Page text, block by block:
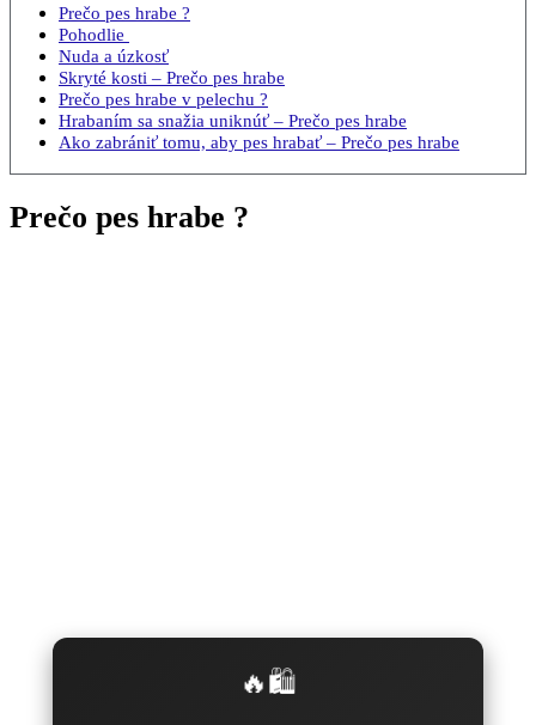
Prečo pes hrabe ?
Pohodlie
Nuda a úzkosť
Skryté kosti – Prečo pes hrabe
Prečo pes hrabe v pelechu ?
Hrabaním sa snažia uniknúť – Prečo pes hrabe
Ako zabrániť tomu, aby pes hrabať – Prečo pes hrabe
Prečo pes hrabe ?
🔥🛍️